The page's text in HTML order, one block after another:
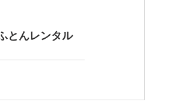
とんレンタル